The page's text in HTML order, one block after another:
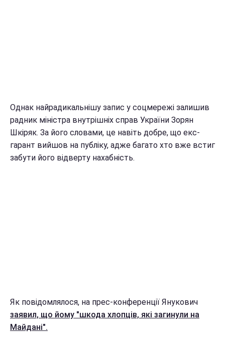
Однак найрадикальнішу запис у соцмережі залишив
радник міністра внутрішніх справ України Зорян
Шкіряк. За його словами, це навіть добре, що екс-
гарант вийшов на публіку, адже багато хто вже встиг
забути його відверту нахабність.
Як повідомлялося, на прес-конференції Янукович
заявил, що йому "шкода хлопців, які загинули на
Майдані".